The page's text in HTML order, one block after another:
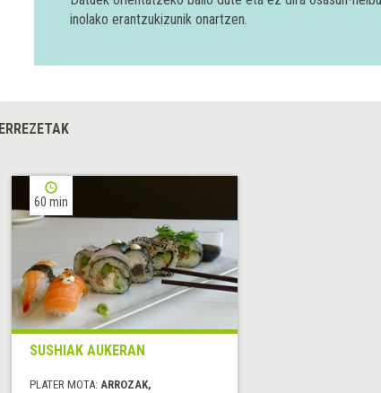
inolako erantzukizunik onartzen.
ERREZETAK
60 min
SUSHIAK AUKERAN
PLATER MOTA: ARROZAK,